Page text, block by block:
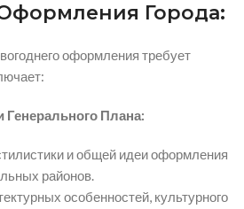
Города:
оформления требует
Генерального Плана:
и общей идеи оформления
районов.
особенностей, культурного